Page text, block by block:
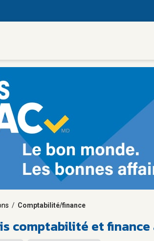
/ Comptabilité/finance
comptabilité et finance